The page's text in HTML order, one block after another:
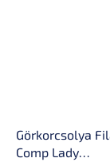
Görkorcsolya
Comp Lady